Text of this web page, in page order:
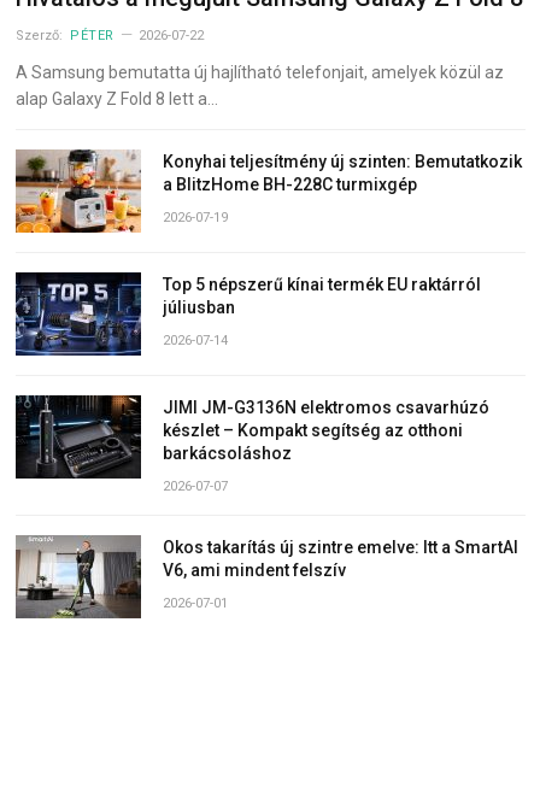
Szerző: PÉTER 2026-07-22
A Samsung bemutatta új hajlítható telefonjait, amelyek közül az
alap Galaxy Z Fold 8 lett a…
Konyhai teljesítmény új szinten: Bemutatkozik
a BlitzHome BH-228C turmixgép
2026-07-19
Top 5 népszerű kínai termék EU raktárról
júliusban
2026-07-14
JIMI JM-G3136N elektromos csavarhúzó
készlet – Kompakt segítség az otthoni
barkácsoláshoz
2026-07-07
Okos takarítás új szintre emelve: Itt a SmartAI
V6, ami mindent felszív
2026-07-01